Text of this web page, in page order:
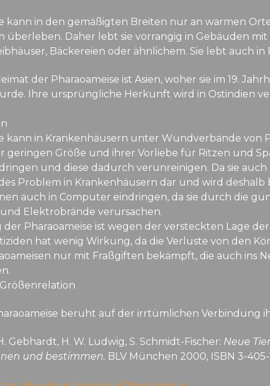
kann in den gemäßigten Breiten nur an warmen
überleben. Daher lebt sie vorrangig in Gebäuden
Bäckereien oder ähnlichem. Sie lebt auch in
der Pharaoameise ist Asien, woher sie im 19.
Ihre ursprüngliche Herkunft wird in Ostindien
kann in Krankenhäusern unter Wundverbände
geringen Größe und ihrer Vorliebe für Ritzen und
und diese dadurch verunreinigen. Da sie
Problem in Krankenhäusern dar und wird deshalb
auch in Computer eindringen, da sie durch die
Elektrobrände verursachen.
Pharaoameise ist wegen der versteckten Lage
hat wenig Wirkung, da die Verluste von den
nur mit Fraßgiften bekämpft, die auch ins
beruht auf der irrtümlichen Verbindung
Gebhardt, H. W. Ludwig, S. Schmidt-Fischer: Neue
und bestimmen. BLV München 2000, ISBN 3-405-